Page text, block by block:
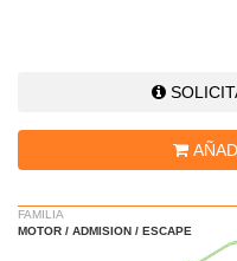
FAMILIA
MOTOR / ADMISION / ESCAPE